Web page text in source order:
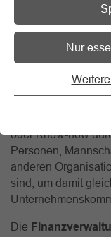
Nur
Das ist
Der "Sponsoring-
Sportsponsoring wie
"Sportsponsoring
der Bereitstellung
oder Know-how
Personen,
anderen
sind, um damit
Die